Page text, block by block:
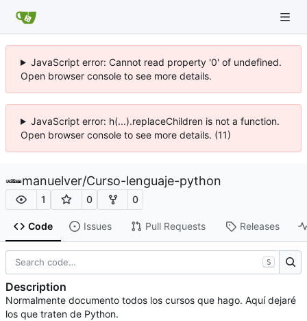
JavaScript error: Cannot read property '0' of undefined.
Open browser console to see more details.
JavaScript error: h(...).replaceChildren is not a function.
Open browser console to see more details. (11)
manuelver/Curso-lenguaje-python
1 0 0
Code Issues Pull Requests Releases
S
Description
Normalmente documento todos los cursos que hago. Aquí dejaré
los que traten de Python.